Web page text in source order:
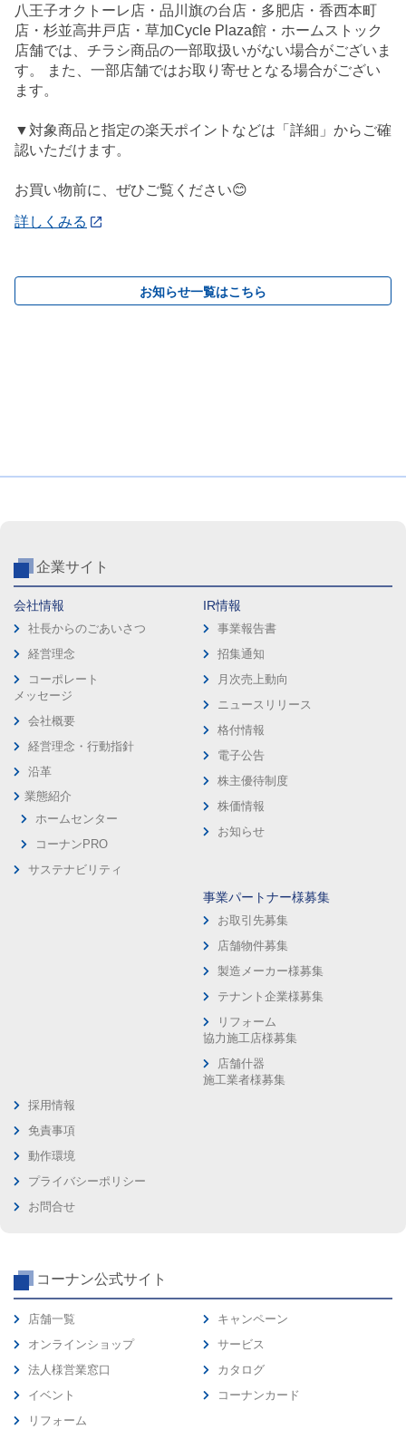
八王子オクトーレ店・品川旗の台店・多肥店・香西本町
店・杉並高井戸店・草加Cycle Plaza館・ホームストック
店舗では、チラシ商品の一部取扱いがない場合がございま
す。 また、一部店舗ではお取り寄せとなる場合がござい
ます。
▼対象商品と指定の楽天ポイントなどは「詳細」からご確
認いただけます。
お買い物前に、ぜひご覧ください😊
詳しくみる
お知らせ一覧はこちら
企業サイト
会社情報
社長からのごあいさつ
経営理念
コーポレート
メッセージ
会社概要
経営理念・行動指針
沿革
業態紹介
ホームセンター
コーナンPRO
サステナビリティ
IR情報
事業報告書
招集通知
月次売上動向
ニュースリリース
格付情報
電子公告
株主優待制度
株価情報
お知らせ
事業パートナー様募集
お取引先募集
店舗物件募集
製造メーカー様募集
テナント企業様募集
リフォーム
協力施工店様募集
店舗什器
施工業者様募集
採用情報
免責事項
動作環境
プライバシーポリシー
お問合せ
コーナン公式サイト
店舗一覧
オンラインショップ
法人様営業窓口
イベント
リフォーム
キャンペーン
サービス
カタログ
コーナンカード